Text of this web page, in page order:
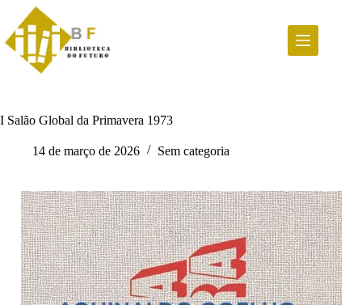
para
conteúdo
I Salão Global da Primavera 1973
14 de março de 2026 Sem categoria